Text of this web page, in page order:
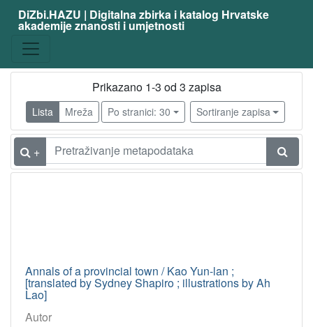
DiZbi.HAZU | Digitalna zbirka i katalog Hrvatske
akademije znanosti i umjetnosti
Prikazano 1-3 od 3 zapisa
Lista Mreža Po stranici: 30 Sortiranje zapisa
+
Annals of a provincial town / Kao Yun-lan ;
[translated by Sydney Shapiro ; illustrations by Ah
Lao]
Autor